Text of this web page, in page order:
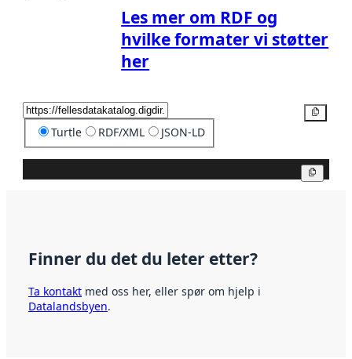
Les mer om RDF og
hvilke formater vi støtter
her
Turtle RDF/XML JSON-LD
Finner du det du leter etter?
Ta kontakt med oss her, eller spør om hjelp i
Datalandsbyen.